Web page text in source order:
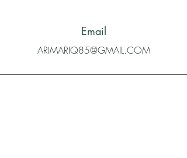
Email
ARIMARIQ85@GMAIL.COM